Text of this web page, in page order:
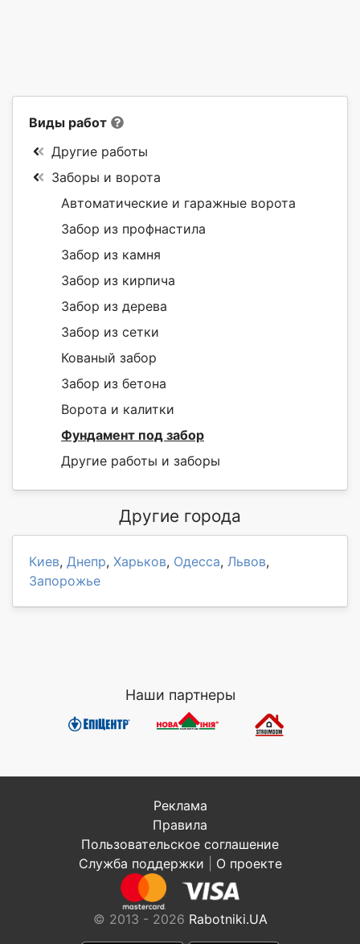
Виды работ
Другие работы
Заборы и ворота
Автоматические и гаражные ворота
Забор из профнастила
Забор из камня
Забор из кирпича
Забор из дерева
Забор из сетки
Кованый забор
Забор из бетона
Ворота и калитки
Фундамент под забор
Другие работы и заборы
Другие города
Киев, Днепр, Харьков, Одесса, Львов,
Запорожье
Наши партнеры
Реклама
Правила
Пользовательское соглашение
Служба поддержки
О проекте
© 2013 - 2026 Rabotniki.UA